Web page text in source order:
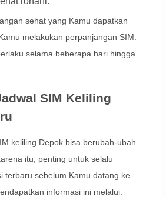
sehat yang Kamu dapatkan
melakukan perpanjangan SIM.
selama beberapa hari hingga
SIM Keliling
keliling Depok bisa berubah-ubah
itu, penting untuk selalu
terbaru sebelum Kamu datang ke
informasi ini melalui: